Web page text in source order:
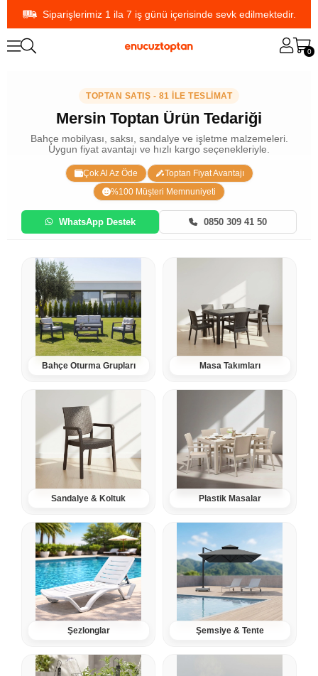
Siparişlerimiz 1 ila 7 iş günü içerisinde sevk edilmektedir.
0
TOPTAN SATIŞ - 81 İLE TESLİMAT
Mersin Toptan Ürün Tedariği
Bahçe mobilyası, saksı, sandalye ve işletme malzemeleri.
Uygun fiyat avantajı ve hızlı kargo seçenekleriyle.
Çok Al Az Öde
Toptan Fiyat Avantajı
%100 Müşteri Memnuniyeti
WhatsApp Destek 0850 309 41 50
Bahçe Oturma Grupları Masa Takımları
Sandalye & Koltuk Plastik Masalar
Şezlonglar Şemsiye & Tente